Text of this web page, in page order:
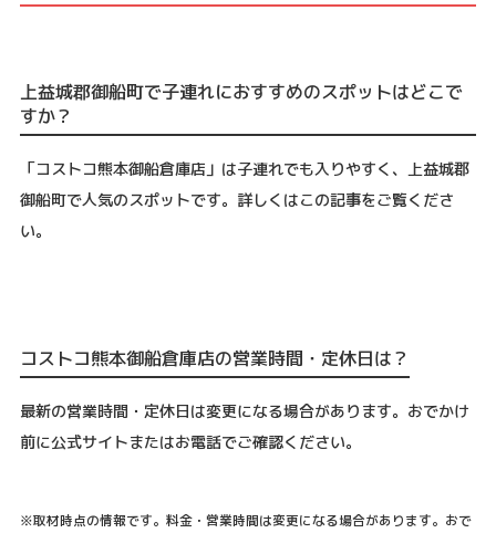
上益城郡御船町で子連れにおすすめのスポットはどこで
すか？
「コストコ熊本御船倉庫店」は子連れでも入りやすく、上益城郡
御船町で人気のスポットです。詳しくはこの記事をご覧くださ
い。
コストコ熊本御船倉庫店の営業時間・定休日は？
最新の営業時間・定休日は変更になる場合があります。おでかけ
前に公式サイトまたはお電話でご確認ください。
※取材時点の情報です。料金・営業時間は変更になる場合があります。おで